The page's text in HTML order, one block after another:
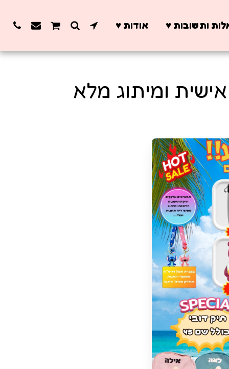
ותשובות ♥️ אודות ♥️
ומיתוג מלא